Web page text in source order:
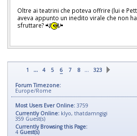
Oltre ai teatrini che poteva offrire (lui e
aveva appunto un inedito virale che non
sfruttare?
1 ... 4 5 6 7 8 … 323
Forum Timezone:
Europe/Rome
Most Users Ever Online: 3759
Currently Online: klyo, thatdamngigi
359 Guest(s)
Currently Browsing this Page:
4 Guest(s)